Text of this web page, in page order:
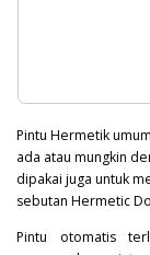
Pintu Hermetik
ada atau mungkin
dipakai juga untuk
sebutan Hermetic
Pintu otomatis